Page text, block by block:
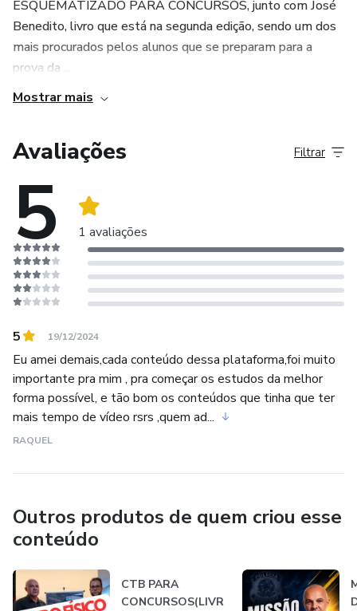
Cuide da Sua Saúde: Uma mente saudável depende de um
corpo saudável. Garanta que você está se alimentando
bem, dormindo o suficiente e praticando exercícios físicos
foco.
ESQUEMATIZADO PARA CONCURSOS, junto com José
Benedito, livro que está na segunda edição, sendo um dos
mais procurados pelos alunos que se preparam para a
prova da ...
Mostrar mais
Avaliações
5 1 avaliações
Filtrar
5 19/12/2024
Eu amei demais,cada conteúdo dessa plataforma,foi muito
importante pra mim , pra começar os estudos da melhor
forma possível, e tão bom os conteúdos que tinha que ter
mais tempo de vídeo rsrs ,quem ad...
RAQUEL
Outros produtos de quem criou esse
conteúdo
CTB PARA
CONCURSOS(LIVR